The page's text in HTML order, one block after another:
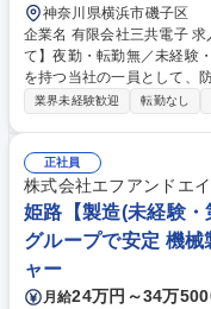
神奈川県横浜市磯子区
企業名 有限会社三共電子 求人名 【電子機器・通信機器等の製造組み立
て】夜勤・転勤無／未経験・第二新卒歓迎 仕事
を持つ当社の一員として、
器の製造・組み立てをお願
器、分析装置などの製造・
等）の製造・組み立て ■社
いた作業遂行 ■まずは図面
社内外の関係者とのコミュニケーション 募集職種
等の製造組み立て】夜勤・
業界未経験歓迎 転勤なし
正社員
株式会社エフアンドエ
姫路【製造(未経験
グループで安定 機
ャー
月給24万円～34万